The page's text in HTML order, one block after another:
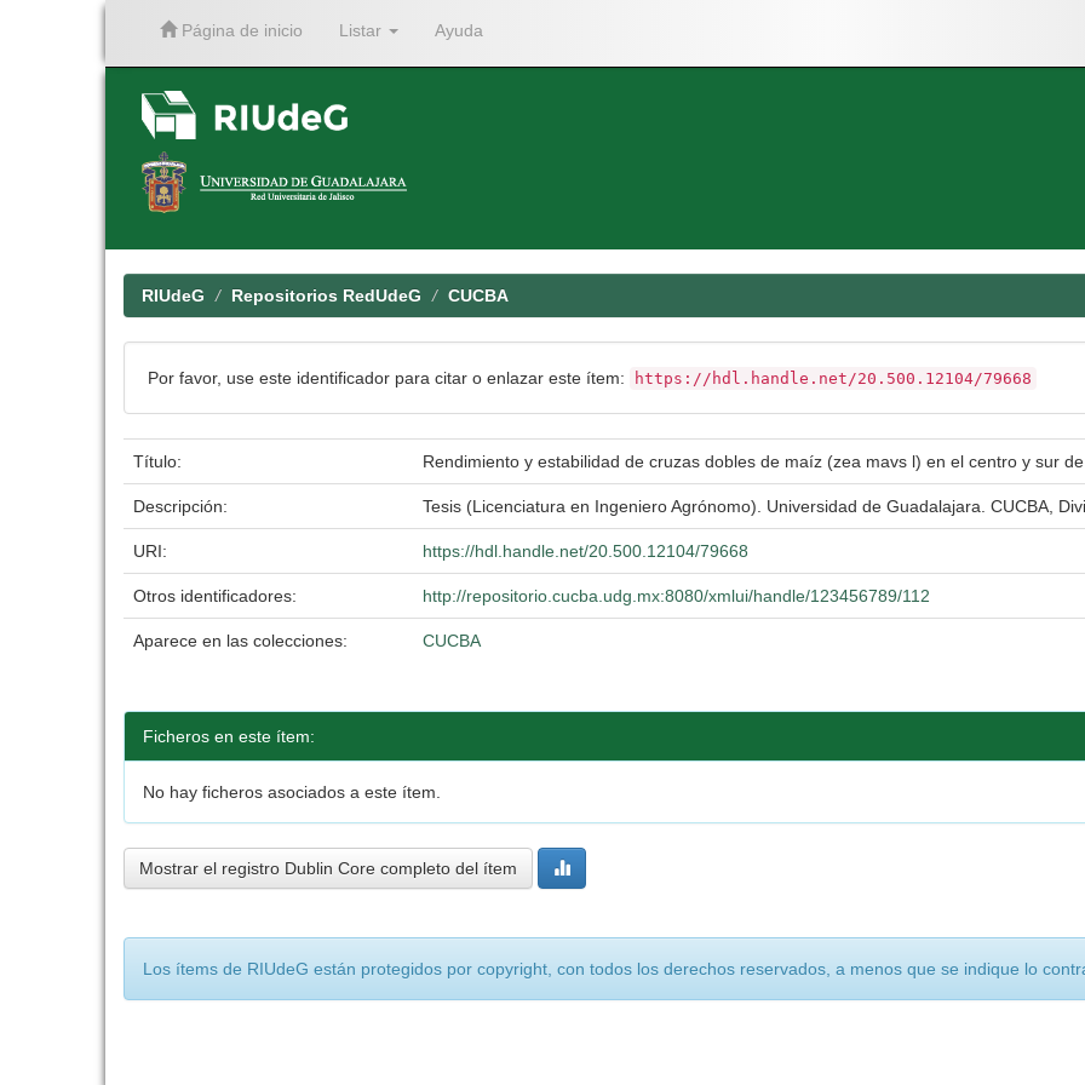
Página de inicio Listar Ayuda
RIUdeG Repositorios RedUdeG CUCBA
Por favor, use este identificador para citar o enlazar este ítem: https://hdl.handle.net/20.500.12104/79668
Título: Rendimiento y estabilidad de cruzas dobles de maíz (zea mavs l) en el centro y sur
Descripción: Tesis (Licenciatura en Ingeniero Agrónomo). Universidad de Guadalajara. CUCBA,
URI: https://hdl.handle.net/20.500.12104/79668
Otros identificadores: http://repositorio.cucba.udg.mx:8080/xmlui/handle/123456789/112
Aparece en las colecciones: CUCBA
Ficheros en este ítem:
No hay ficheros asociados a este ítem.
Mostrar el registro Dublin Core completo del ítem
Los ítems de RIUdeG están protegidos por copyright, con todos los derechos reservados, a menos que se indique lo